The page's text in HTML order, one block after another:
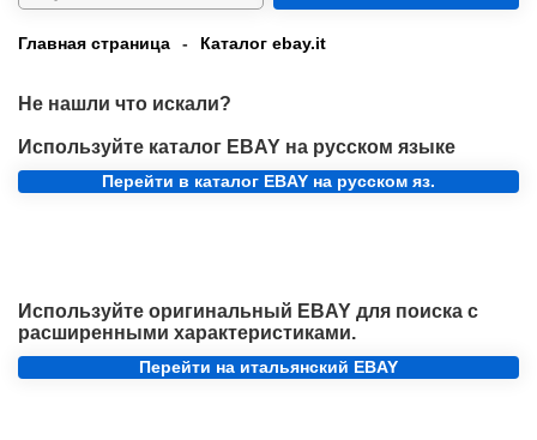
Главная страница - Каталог ebay.it
Не нашли что искали?
Используйте каталог EBAY на русском языке
Перейти в каталог EBAY на русском яз.
Используйте оригинальный EBAY для поиска с
расширенными характеристиками.
Перейти на итальянский EBAY